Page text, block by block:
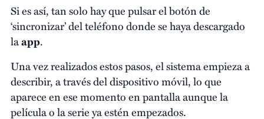
Si es así, tan solo hay que pulsar el botón de
‘sincronizar’ del teléfono donde se haya descargado
laapp.
Una vez realizados estos pasos, el sistema empieza a
describir, a través del dispositivo móvil, lo que
aparece en ese momento en pantalla aunque la
película o la serie ya estén empezados.